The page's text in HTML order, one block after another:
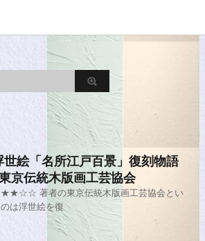
世絵「名所江戸百景」復刻物語
京伝統木版画工芸協会
著者の東京伝統木版画工芸協会とい
のは浮世絵を復